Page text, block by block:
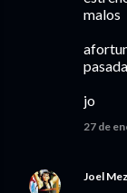
malos
jo
27 de
Joel